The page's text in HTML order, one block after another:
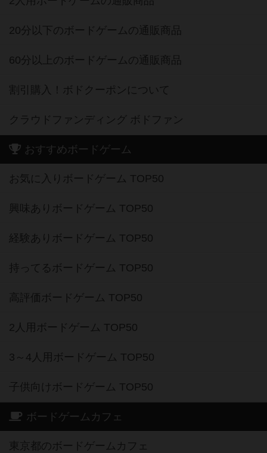
20分以下のボードゲームの通販商品
60分以上のボードゲームの通販商品
割引購入！ボドクーポンについて
クラウドファンディング ボドファン
おすすめボードゲーム
お気に入りボードゲーム TOP50
興味ありボードゲーム TOP50
経験ありボードゲーム TOP50
持ってるボードゲーム TOP50
高評価ボードゲーム TOP50
2人用ボードゲーム TOP50
3～4人用ボードゲーム TOP50
子供向けボードゲーム TOP50
ボードゲームカフェ
東京都のボードゲームカフェ